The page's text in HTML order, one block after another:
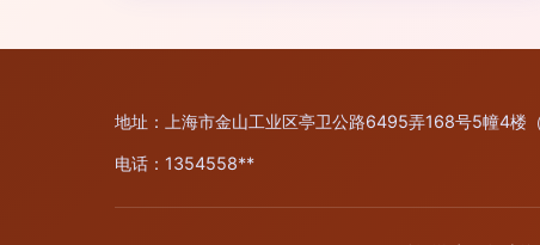
地址：上海市金山工业区亭卫公路6495弄168号5幢4楼（
电话：1354558**